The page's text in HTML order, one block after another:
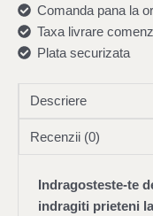
Comanda pana la
Taxa livrare
Plata securizata
Descriere
Recenzii (0)
Indragosteste-te
indragiti prieteni